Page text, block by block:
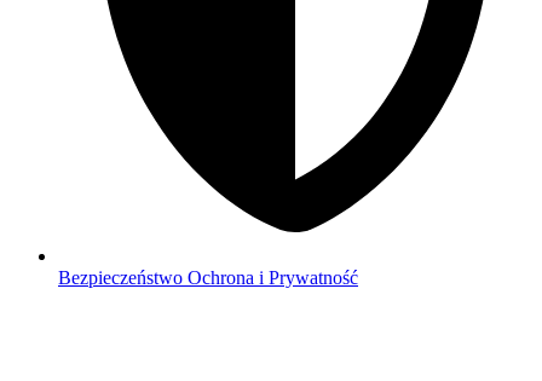
Bezpieczeństwo Ochrona i Prywatność